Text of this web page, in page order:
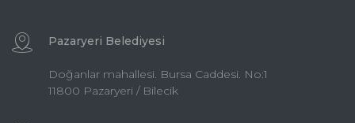
Pazaryeri Belediyesi
Doğanlar mahallesi. Bursa Caddesi. No:1
11800 Pazaryeri / Bilecik